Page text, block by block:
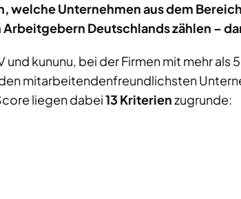
welche Unternehmen aus dem
Deutschlands zählen –
kununu, bei der Firmen mit mehr als
mitarbeitendenfreundlichsten
liegen dabei13 Kriterienzugrunde: